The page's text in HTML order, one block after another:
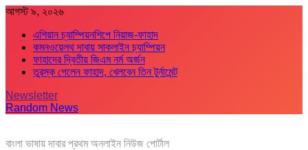
Skip
content
আগস্ট ৯, ২০২৬
এশিয়ান চ্যাম্পিয়নশিপে নিয়াজ-ফাহাদ
কমনওয়েলথ দাবায় সাকলাইন চ্যাম্পিয়ন
ফাহাদের দ্বিতীয় জিএম নর্ম অর্জন
তুরস্ক গেলেন ফাহাদ, খেলবেন তিন টুর্নামেন্ট
Newsletter
Random News
বাংলা ভাষায় দাবার প্রথম অনলাইন নিউজ পোর্টাল